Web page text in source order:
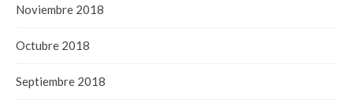
Noviembre 2018
Octubre 2018
Septiembre 2018